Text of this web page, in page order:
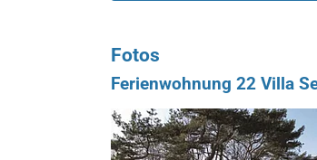
Fotos
Ferienwohnung 22 Villa
Show larger version for: